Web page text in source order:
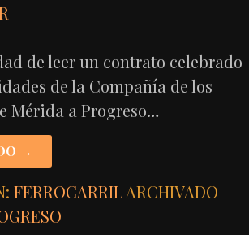
de leer un contrato celebrado
de la Compañía de los
Mérida a Progreso…
→
FERROCARRILARCHIVADO